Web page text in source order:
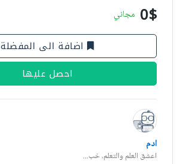
0$ مجاني
اضافة الى المفضلة
احصل عليها
ادم
اعشق العلم والتعلم, خب...